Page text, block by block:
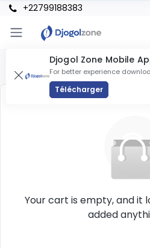
+22799188383
Djogol Zone Mobile
For better experience
Télécharger
Your cart is empty, and it
added